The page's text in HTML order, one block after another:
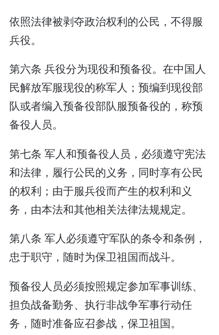
依照法律被剥夺政治权利的公民，不得服
兵役。
第六条 兵役分为现役和预备役。在中国人
民解放军服现役的称军人；预编到现役部
队或者编入预备役部队服预备役的，称预
备役人员。
第七条 军人和预备役人员，必须遵守宪法
和法律，履行公民的义务，同时享有公民
的权利；由于服兵役而产生的权利和义
务，由本法和其他相关法律法规规定。
第八条 军人必须遵守军队的条令和条例，
忠于职守，随时为保卫祖国而战斗。
预备役人员必须按照规定参加军事训练、
担负战备勤务、执行非战争军事行动任
务，随时准备应召参战，保卫祖国。